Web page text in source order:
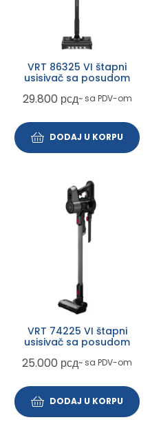
VRT 86325 VI štapni
usisivač sa posudom
29.800 рсд~ sa PDV-om
DODAJ U KORPU
VRT 74225 VI štapni
usisivač sa posudom
25.000 рсд~ sa PDV-om
DODAJ U KORPU